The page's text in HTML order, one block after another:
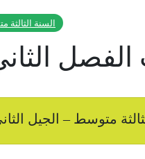
السنة الثالثة
متوسط – الجيل